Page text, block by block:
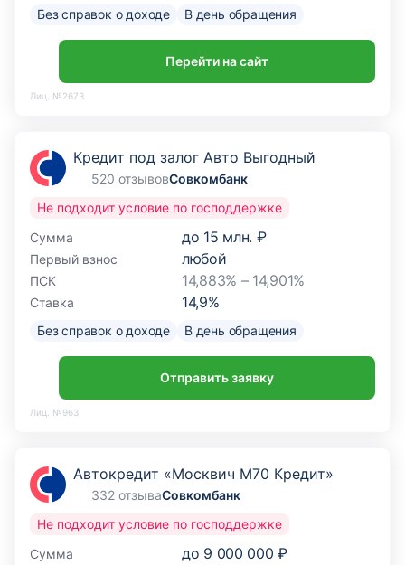
Без справок о доходе В день обращения
Перейти на сайт
Лиц. №2673
Кредит под залог Авто Выгодный
520 отзывовСовкомбанк
Сумма до 15 млн. ₽
Первый взнос любой
ПСК 14,883% – 14,901%
Ставка 14,9%
Не подходит условие по господдержке
Без справок о доходе В день обращения
Отправить заявку
Лиц. №963
Автокредит «Москвич М70 Кредит»
332 отзываСовкомбанк
Сумма до 9 000 000 ₽
Не подходит условие по господдержке